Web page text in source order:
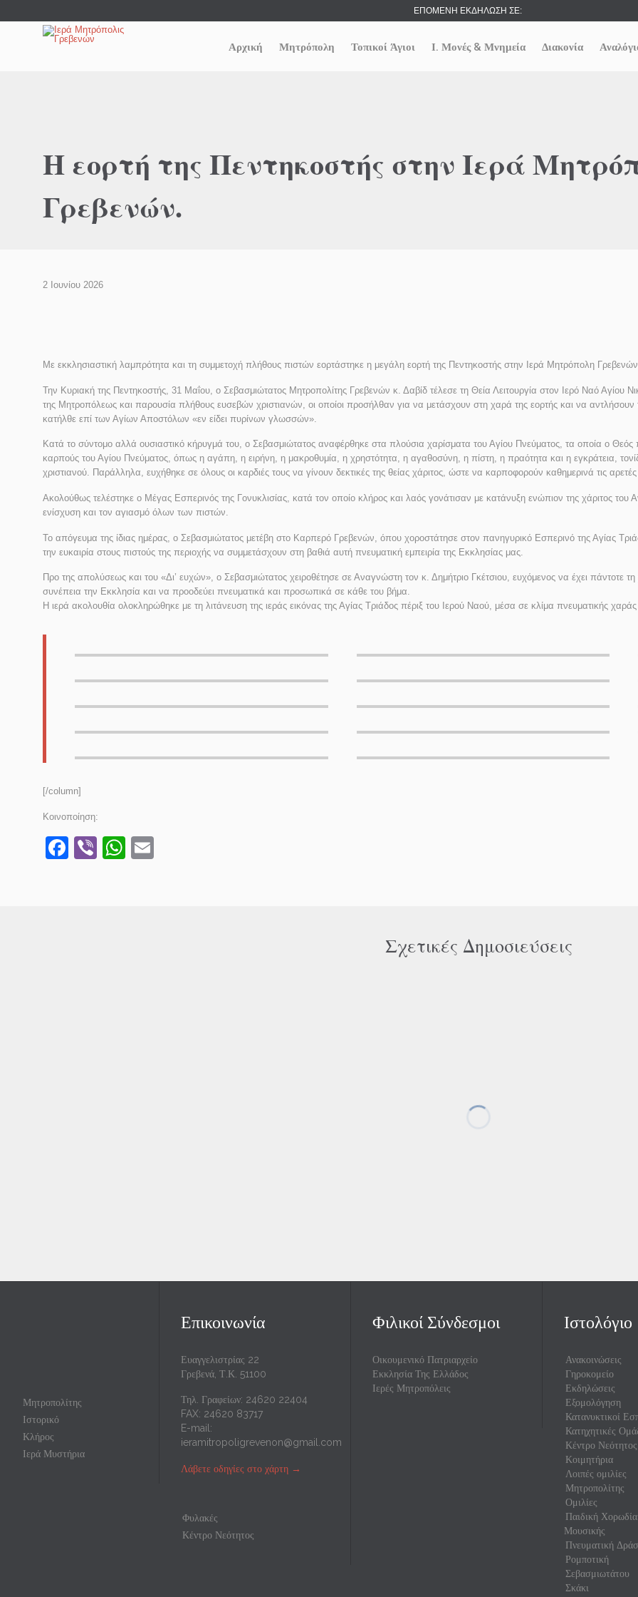
ΕΠΟΜΕΝΗ ΕΚΔΗΛΩΣΗ ΣΕ:
Αρχική Μητρόπολη Τοπικοί Άγιοι Ι. Μονές & Μνημεία Διακονία
Η εορτή της Πεντηκοστής στην Ιερά
Γρεβενών.
2 Ιουνίου 2026
Με εκκλησιαστική λαμπρότητα και τη συμμετοχή πλήθους πιστών εορτάστηκε η μεγάλη εορτή της Πεντηκοστής στην Ιερά Μητρόπολη
Την Κυριακή της Πεντηκοστής, 31 Μαΐου, ο Σεβασμιώτατος Μητροπολίτης Γρεβενών κ. Δαβίδ τέλεσε τη Θεία Λειτουργία στον Ιερό Ναό Αγίου
της Μητροπόλεως και παρουσία πλήθους ευσεβών χριστιανών, οι οποίοι προσήλθαν για να μετάσχουν στη χαρά της εορτής και να
κατήλθε επί των Αγίων Αποστόλων «εν είδει πυρίνων γλωσσών».
Κατά το σύντομο αλλά ουσιαστικό κήρυγμά του, ο Σεβασμιώτατος αναφέρθηκε στα πλούσια χαρίσματα του Αγίου Πνεύματος, τα οποία ο Θεός
καρπούς του Αγίου Πνεύματος, όπως η αγάπη, η ειρήνη, η μακροθυμία, η χρηστότητα, η αγαθοσύνη, η πίστη, η πραότητα και η εγκράτεια,
χριστιανού. Παράλληλα, ευχήθηκε σε όλους οι καρδιές τους να γίνουν δεκτικές της θείας χάριτος, ώστε να καρποφορούν καθημερινά τις
Ακολούθως τελέστηκε ο Μέγας Εσπερινός της Γονυκλισίας, κατά τον οποίο κλήρος και λαός γονάτισαν με κατάνυξη ενώπιον της χάριτος του
ενίσχυση και τον αγιασμό όλων των πιστών.
Το απόγευμα της ίδιας ημέρας, ο Σεβασμιώτατος μετέβη στο Καρπερό Γρεβενών, όπου χοροστάτησε στον πανηγυρικό Εσπερινό της Αγίας
την ευκαιρία στους πιστούς της περιοχής να συμμετάσχουν στη βαθιά αυτή πνευματική εμπειρία της Εκκλησίας μας.
Προ της απολύσεως και του «Δι’ ευχών», ο Σεβασμιώτατος χειροθέτησε σε Αναγνώστη τον κ. Δημήτριο Γκέτσιου, ευχόμενος να έχει πάντοτε
συνέπεια την Εκκλησία και να προοδεύει πνευματικά και προσωπικά σε κάθε του βήμα.
Η ιερά ακολουθία ολοκληρώθηκε με τη λιτάνευση της ιεράς εικόνας της Αγίας Τριάδος πέριξ του Ιερού Ναού, μέσα σε κλίμα πνευματικής
[/column]
Κοινοποίηση:
Facebook
ViberWhatsApp
Σχετικές Δημοσιεύσεις
Μητροπολίτης
Ιστορικό
Κλήρος
Ιερά Μυστήρια
Επικοινωνία
Ευαγγελιστρίας 22
Γρεβενά, Τ.Κ. 51100
Τηλ. Γραφείων: 24620 22404
FAX: 24620 83717
E-mail:
ieramitropoligrevenon@gmail.com
Λάβετε οδηγίες στο χάρτη →
Φυλακές
Κέντρο Νεότητος
Φιλικοί Σύνδεσμοι
Οικουμενικό Πατριαρχείο
Εκκλησία Της Ελλάδος
Ιερές Μητροπόλεις
Ιστολόγιο
Ανακοινώσεις
Γηροκομείο
Εκδηλώσεις
Εξομολόγηση
Κατανυκτικοί
Κατηχητικές
Κέντρο Νεότητος
Κοιμητήρια
Λοιπές ομιλίες
Μητροπολίτης
Ομιλίες
Παιδική
Μουσικής
Πνευματική
Ρομποτική
Σεβασμιωτάτου
Σκάκι